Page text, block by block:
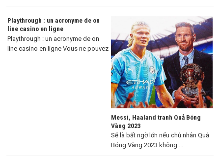
Playthrough : un acronyme de on
line casino en ligne
Playthrough : un acronyme de on
line casino en ligne Vous ne pouvez
Messi, Haaland tranh Quả Bóng
Vàng 2023
Sẽ là bất ngờ lớn nếu chủ nhân Quả
Bóng Vàng 2023 không ...